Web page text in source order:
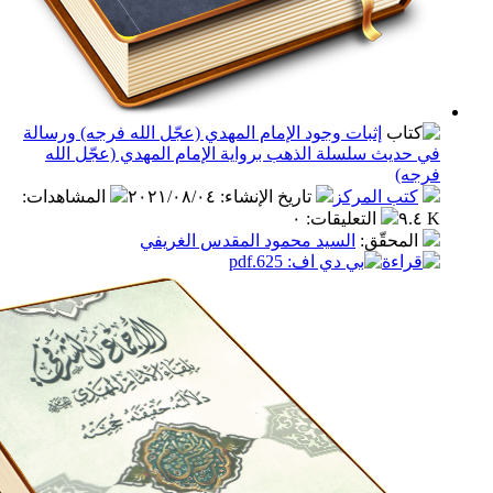
إثبات وجود الإمام المهدي (عجّل الله فرجه) ورسالة
سلسلة الذهب برواية الإمام المهدي (عجّل الله
المركز
تاريخ الإنشاء :٢٠٢١/٠٨/٠٤ المشاهدات:
التعليقات:٠
السيد محمود المقدس الغريفي